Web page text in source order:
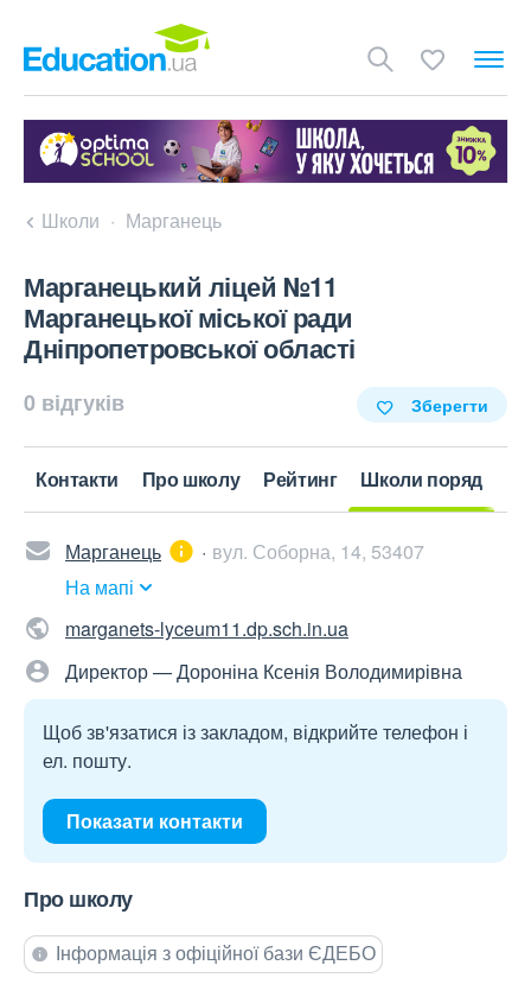
Школи Марганець
Марганецький ліцей №11
Марганецької міської ради
Дніпропетровської області
0 відгуків Зберегти
Контакти Про школу Рейтинг Школи поряд
Марганець
вул. Соборна, 14, 53407
На мапі
marganets-lyceum11.dp.sch.in.ua
Директор — Дороніна Ксенія Володимирівна
Щоб зв'язатися із закладом, відкрийте телефон і
ел. пошту.
Показати контакти
Про школу
Інформація з офіційної бази ЄДЕБО